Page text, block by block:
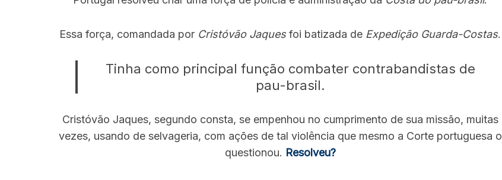
Essa força, comandada por Cristóvão Jaquesfoi batizada de Expedição Guarda-Costas.
Tinha como principal função combater contrabandistas de
pau-brasil.
Cristóvão Jaques, segundo consta, se empenhou no cumprimento de sua missão, muitas
vezes, usando de selvageria, com ações de tal violência que mesmo a Corte portuguesa o
questionou. Resolveu?